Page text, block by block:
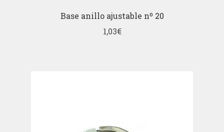
Base anillo ajustable nº 20
1,03€